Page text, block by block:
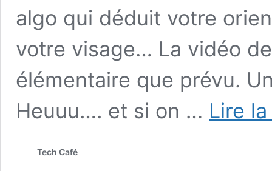
algo qui déduit votre
votre visage… La vidéo
élémentaire que prévu.
Heuuu…. et si on … Lire
Tech Café